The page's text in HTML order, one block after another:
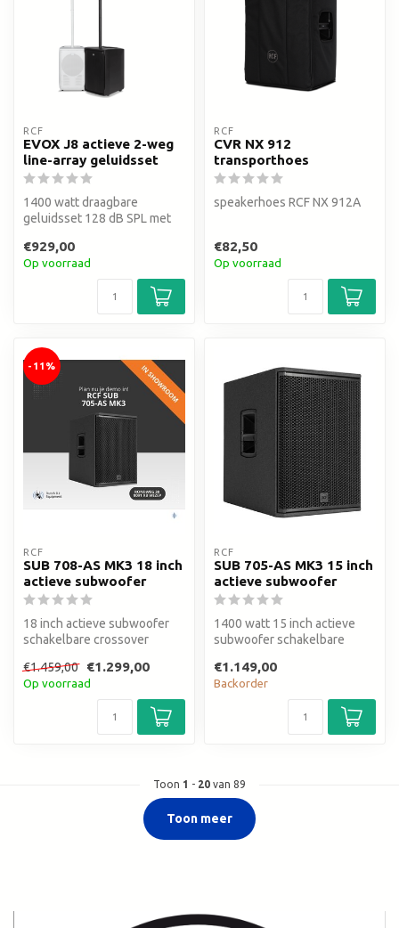
RCF
EVOX J8 actieve 2-weg
line-array geluidsset
1400 watt draagbare
geluidsset 128 dB SPL met
ultra...
€929,00
Op voorraad
RCF
CVR NX 912
transporthoes
speakerhoes RCF NX 912A
€82,50
Op voorraad
-11%
RCF
SUB 708-AS MK3 18 inch
actieve subwoofer
18 inch actieve subwoofer
schakelbare crossover
Control
€1.459,00 €1.299,00
Op voorraad
RCF
SUB 705-AS MK3 15 inch
actieve subwoofer
1400 watt 15 inch actieve
subwoofer schakelbare
Motion...
€1.149,00
Backorder
Toon 1 - 20 van 89
Toon meer